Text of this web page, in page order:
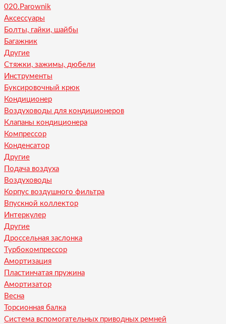
020.Parownik
Аксессуары
Болты, гайки, шайбы
Багажник
Другие
Стяжки, зажимы, дюбели
Инструменты
Буксировочный крюк
Кондиционер
Воздуховоды для кондиционеров
Клапаны кондиционера
Компрессор
Конденсатор
Другие
Подача воздуха
Воздуховоды
Корпус воздушного фильтра
Впускной коллектор
Интеркулер
Другие
Дроссельная заслонка
Турбокомпрессор
Амортизация
Пластинчатая пружина
Амортизатор
Весна
Торсионная балка
Система вспомогательных приводных ремней